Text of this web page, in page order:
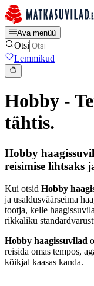
Ava menüü
Otsi
Lemmikud
Hobby -
tähtis.
Hobby
reisimise lihtsaks
Kui otsid Hobby
ja usaldusväärseima
tootja, kelle
rikkaliku
Hobby haagissuvilad
reisida omas tempos,
kõikjal kaasas kanda.